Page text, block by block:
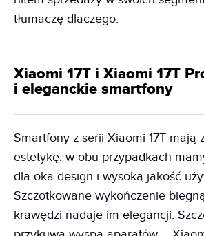
tłumaczę dlaczego.
Xiaomi 17T i Xiaomi 17T
i eleganckie smartfony
Smartfony z serii Xiaomi 17T mają
estetykę; w obu przypadkach
dla oka design i wysoką jakość
Szczotkowane wykończenie
krawędzi nadaje im elegancji.